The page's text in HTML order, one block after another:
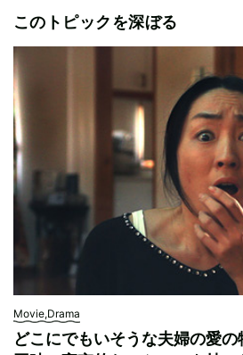
このトピックを深ぼる
Movie,Drama
どこにでもいそうな夫婦の愛の